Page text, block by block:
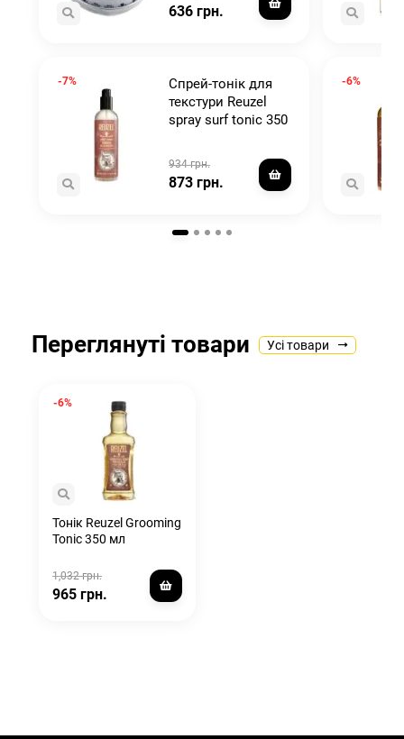
636 грн.
-7%
Спрей-тонік для
текстури Reuzel
spray surf tonic 350
934 грн.
873 грн.
-6%
Переглянуті товари Усі товари
-6%
Тонік Reuzel Grooming
Tonic 350 мл
1,032 грн.
965 грн.